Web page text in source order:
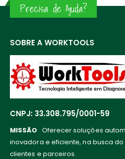
Precisa de Ajuda?
SOBRE A WORKTOOLS
CNPJ: 33.308.795/0001-59
MISSÃO Oferecer soluções
inovadora e eficiente, na busca
clientes e parceiros.